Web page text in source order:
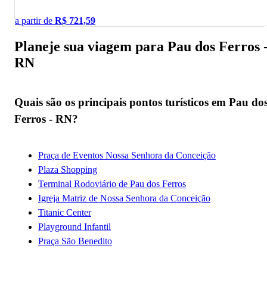
a partir de R$ 721,59
Planeje sua viagem para Pau dos Ferros
RN
Quais são os principais pontos turísticos em Pau
Ferros - RN?
Praça de Eventos Nossa Senhora da Conceição
Plaza Shopping
Terminal Rodoviário de Pau dos Ferros
Igreja Matriz de Nossa Senhora da Conceição
Titanic Center
Playground Infantil
Praça São Benedito